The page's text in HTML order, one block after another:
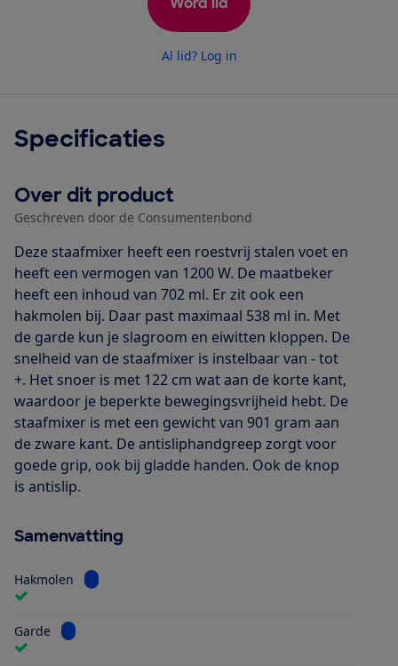
Al lid? Log in
Specificaties
Over dit product
Geschreven door de Consumentenbond
Deze staafmixer heeft een roestvrij stalen voet en
heeft een vermogen van 1200 W. De maatbeker
heeft een inhoud van 702 ml. Er zit ook een
hakmolen bij. Daar past maximaal 538 ml in. Met
de garde kun je slagroom en eiwitten kloppen. De
snelheid van de staafmixer is instelbaar van - tot
+. Het snoer is met 122 cm wat aan de korte kant,
waardoor je beperkte bewegingsvrijheid hebt. De
staafmixer is met een gewicht van 901 gram aan
de zware kant. De antisliphandgreep zorgt voor
goede grip, ook bij gladde handen. Ook de knop
is antislip.
Samenvatting
Hakmolen Bekijk informatie voor Hakmolen
Garde Bekijk informatie voor Garde